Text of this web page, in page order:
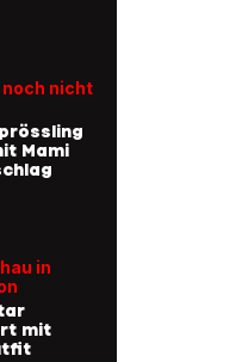
noch nicht
Mami
in
mit